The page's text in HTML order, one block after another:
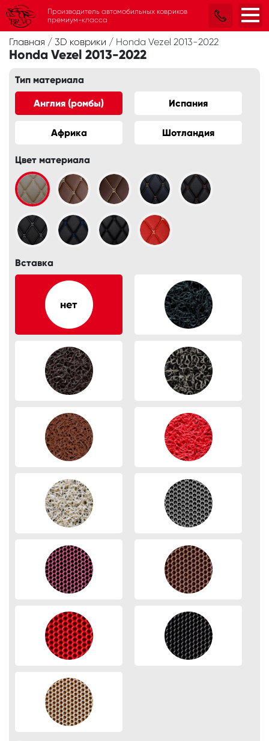
Главная / 3D коврики / Honda Vezel 2013-2022
Honda Vezel 2013-2022
Тип материала
Англия (ромбы) Испания
Африка Шотландия
Цвет материала
Вставка
Производитель автомобильных ковриков
премиум-класса